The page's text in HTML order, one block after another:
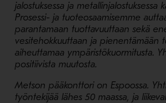
jalostuksessa ja metallinjalostuksessa
Prosessi- ja tuoteosaamisemme
parantamaan tuottavuuttaan sekä
vesitehokkuuttaan ja pienentämään
aiheuttamaa ympäristökuormitusta.
positiivista muutosta.
Metson pääkonttori on Espoossa.
työntekijää lähes 50 maassa, ja